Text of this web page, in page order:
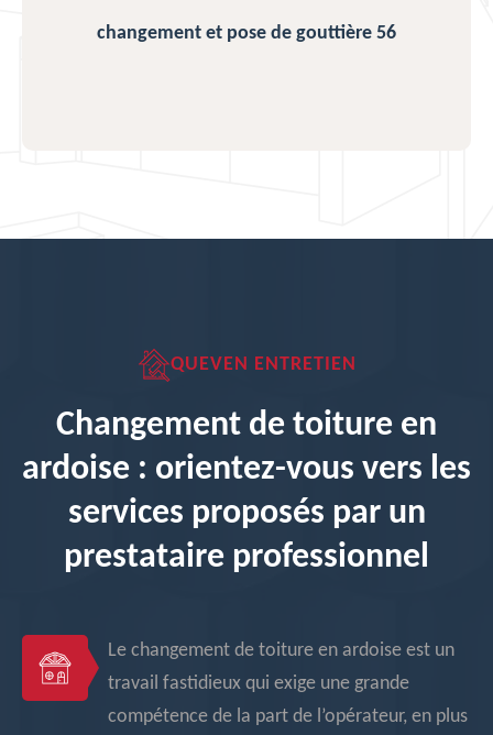
changement et pose de gouttière 56
QUEVEN ENTRETIEN
Changement de toiture en
ardoise : orientez-vous vers les
services proposés par un
prestataire professionnel
Le changement de toiture en ardoise est un
travail fastidieux qui exige une grande
compétence de la part de l’opérateur, en plus